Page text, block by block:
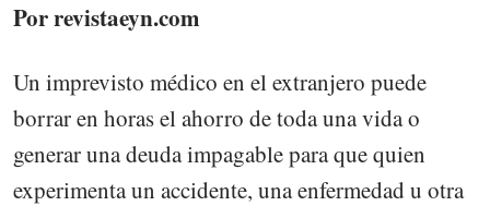
Por revistaeyn.com
Un imprevisto médico en el extranjero puede
borrar en horas el ahorro de toda una vida o
generar una deuda impagable para que quien
experimenta un accidente, una enfermedad u otra